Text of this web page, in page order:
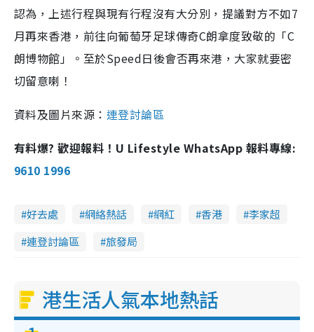
認為，上述行程與現有行程沒有大分別，提議對方不如7
月再來香港，前往向葡萄牙足球傳奇C朗拿度致敬的「C
朗博物館」。至於Speed日後會否再來港，大家就要密
切留意喇！
資料及圖片來源： 連登討論區
有料爆? 歡迎報料！U Lifestyle WhatsApp 報料專線:
9610 1996
好去處 網絡熱話 網紅 香港
李家超
連登討論區
旅發局
港生活人氣本地熱話